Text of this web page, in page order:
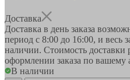
Доставка
Доставка в день заказа
период с 8:00 до 16:00, и весь
наличии. Стоимость доставки
оформлении заказа по вашему
В наличии